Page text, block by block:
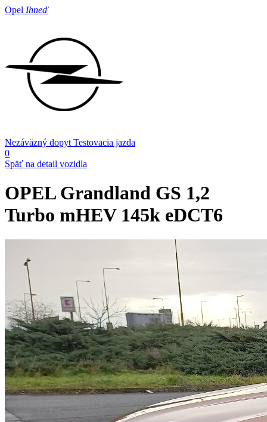
Opel Ihneď
Nezáväzný dopyt Testovacia jazda
0
Späť na detail vozidla
OPEL Grandland GS 1,2
Turbo mHEV 145k eDCT6